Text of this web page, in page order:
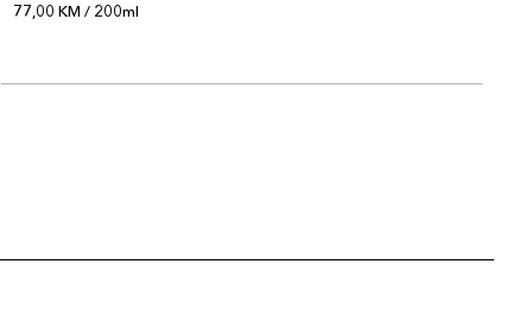
77,00 KM / 200ml